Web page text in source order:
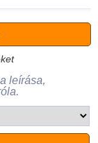
leírása,